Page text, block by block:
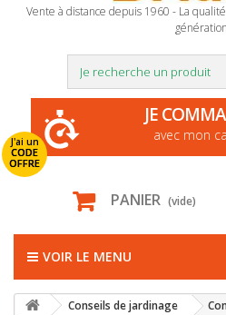
Vente à distance depuis 1960 - La
J'ai un
CODE
OFFRE
JE
avec mon
PANIER (vide)
VOIR LE MENU
Conseils de jardinage